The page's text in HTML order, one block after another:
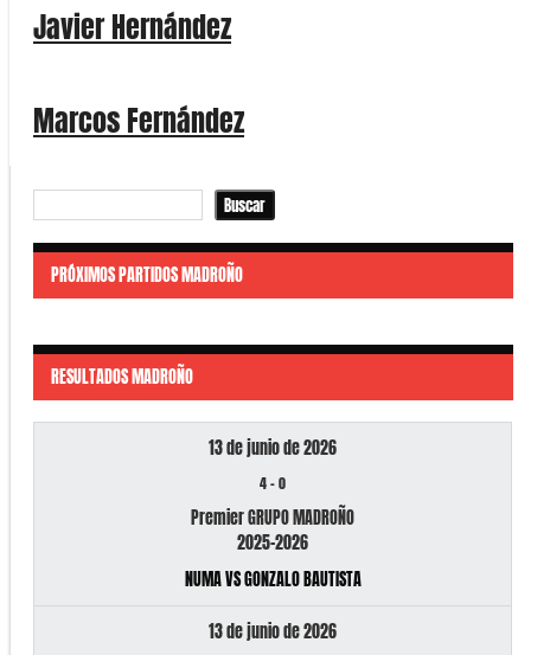
Javier Hernández
Marcos Fernández
Buscar
PRÓXIMOS PARTIDOS MADROÑO
RESULTADOS MADROÑO
13 de junio de 2026
4-0
Premier GRUPO MADROÑO
2025-2026
NUMA VS GONZALO BAUTISTA
13 de junio de 2026